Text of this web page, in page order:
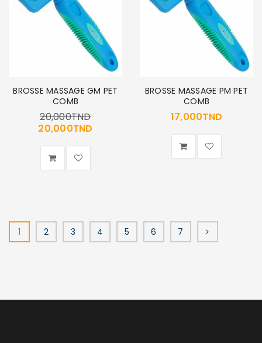
BROSSE MASSAGE GM PET
COMB
20,000TND
20,000TND
BROSSE MASSAGE PM PET
COMB
17,000TND
1 2 3 4 5 6 7